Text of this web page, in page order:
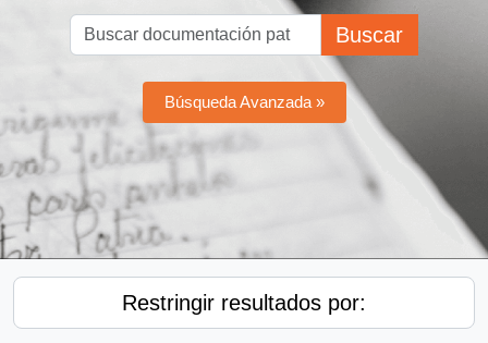
Buscar
Búsqueda Avanzada »
Restringir resultados por: